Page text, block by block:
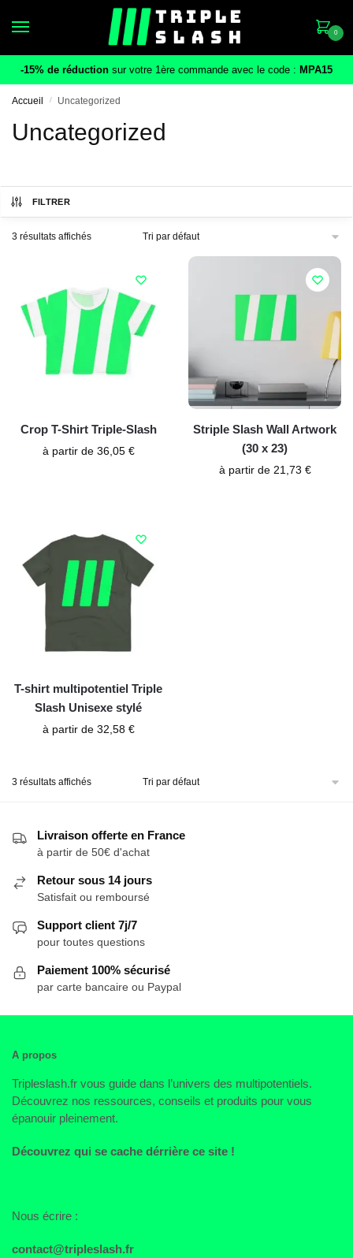
0
-15% de réduction sur votre 1ère commande avec le code : MPA15
Accueil / Uncategorized
Uncategorized
FILTRER
3 résultats affichés
Crop T-Shirt Triple-Slash
à partir de 36,05 €
Striple Slash Wall Artwork
(30 x 23)
à partir de 21,73 €
T-shirt multipotentiel Triple
Slash Unisexe stylé
à partir de 32,58 €
3 résultats affichés
Livraison offerte en France
à partir de 50€ d'achat
Retour sous 14 jours
Satisfait ou remboursé
Support client 7j/7
pour toutes questions
Paiement 100% sécurisé
par carte bancaire ou Paypal
A propos
Tripleslash.fr vous guide dans l’univers des multipotentiels.
Découvrez nos ressources, conseils et produits pour vous
épanouir pleinement.
Découvrez qui se cache dérrière ce site !
Nous écrire :
contact@tripleslash.fr